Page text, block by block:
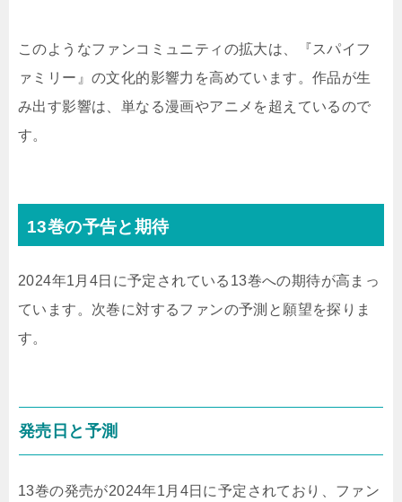
このようなファンコミュニティの拡大は、『スパイフ
ァミリー』の文化的影響力を高めています。作品が生
み出す影響は、単なる漫画やアニメを超えているので
す。
13巻の予告と期待
2024年1月4日に予定されている13巻への期待が高まっ
ています。次巻に対するファンの予測と願望を探りま
す。
発売日と予測
13巻の発売が2024年1月4日に予定されており、ファン